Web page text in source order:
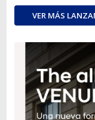
VER MÁS